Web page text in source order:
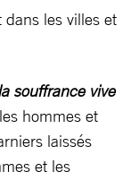
les villes et
souffrance vive
hommes et
laissés
et les